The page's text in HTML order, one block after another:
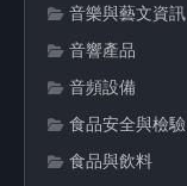
音樂與藝文資訊
音響產品
音頻設備
食品安全與檢驗
食品與飲料